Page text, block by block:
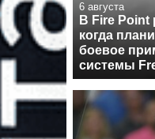
6 августа
В Fire Point
когда
боевое
системы